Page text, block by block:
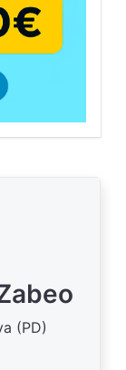
(PD)